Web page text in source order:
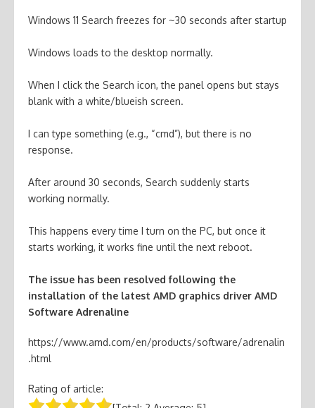
Windows 11 Search freezes for ~30 seconds after startup
Windows loads to the desktop normally.
When I click the Search icon, the panel opens but stays
blank with a white/blueish screen.
I can type something (e.g., “cmd”), but there is no
response.
After around 30 seconds, Search suddenly starts
working normally.
This happens every time I turn on the PC, but once it
starts working, it works fine until the next reboot.
The issue has been resolved following the
installation of the latest AMD graphics driver AMD
Software Adrenaline
https://www.amd.com/en/products/software/adrenalin
.html
Rating of article: